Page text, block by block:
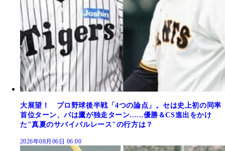
大展望！ プロ野球後半戦「4つの論点」。セは史上初の同率
首位ターン、パは鷹が独走ターン......優勝＆CS進出をかけ
た"真夏のサバイバルレース"の行方は？
2026年08月06日 06:00